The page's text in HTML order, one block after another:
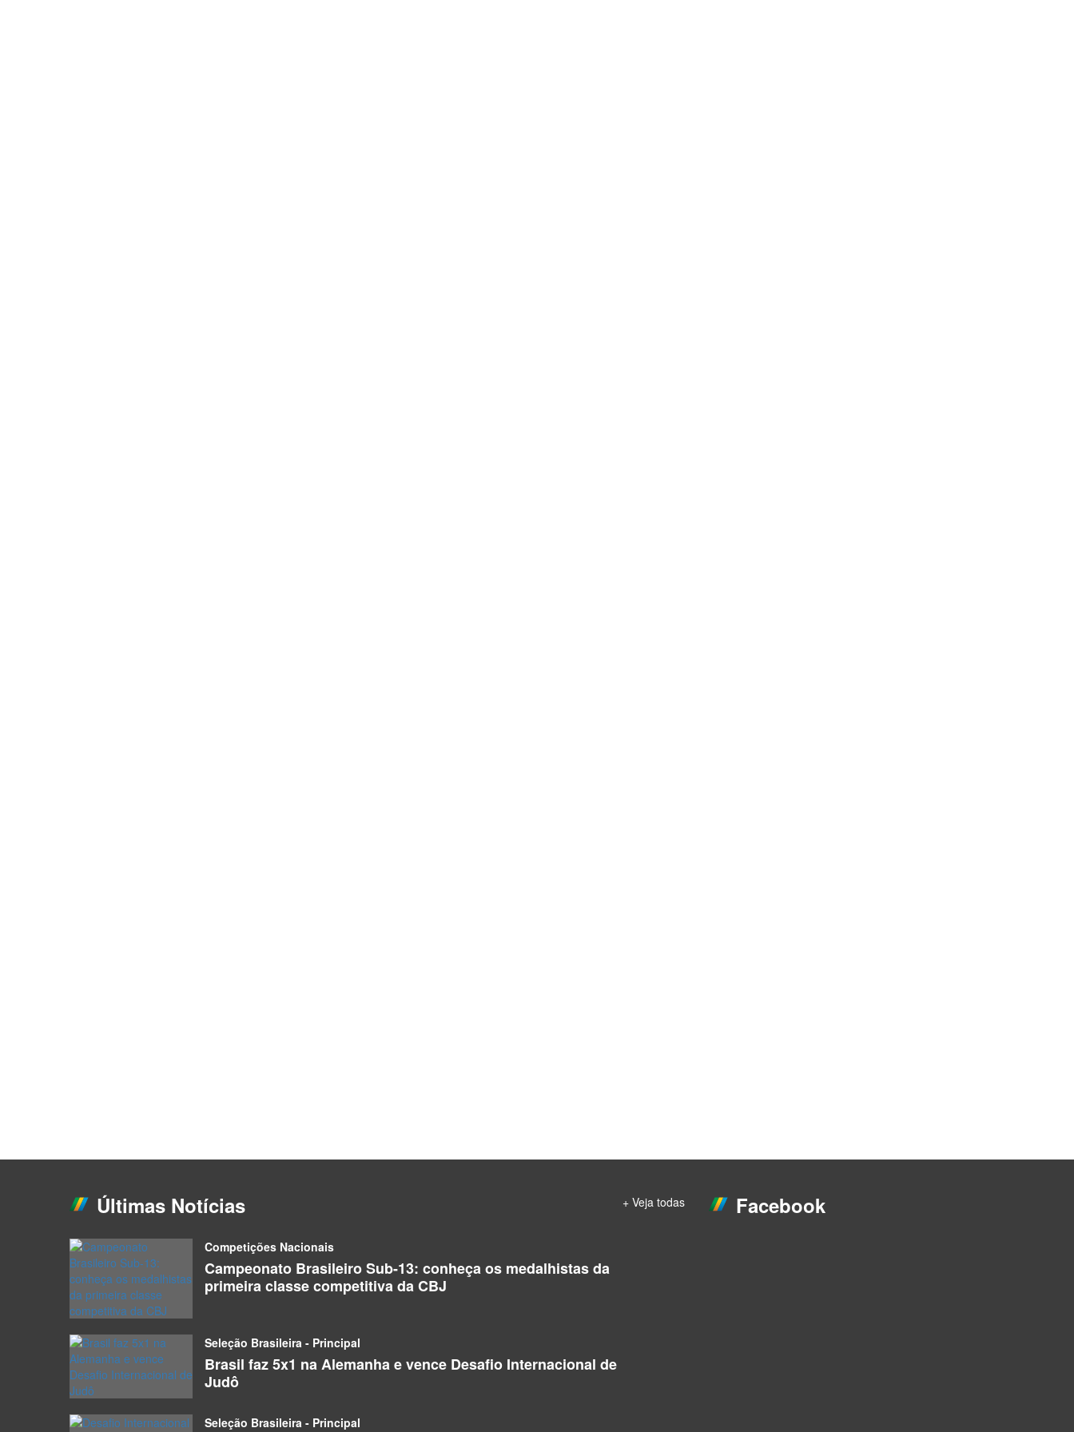
Últimas Notícias + Veja todas
Competições Nacionais
Campeonato Brasileiro Sub-13: conheça os medalhistas da
primeira classe competitiva da CBJ
Seleção Brasileira - Principal
Brasil faz 5x1 na Alemanha e vence Desafio Internacional de
Judô
Seleção Brasileira - Principal
Facebook